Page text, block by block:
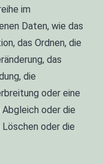
im
Daten, wie das
das Ordnen, die
das
die
oder eine
oder die
Löschen oder die